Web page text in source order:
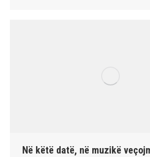
Në këtë datë, në muzikë